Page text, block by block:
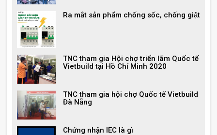
Ra mắt sản phẩm chống sốc, chống giật
TNC tham gia Hội chợ triển lãm Quốc tế
Vietbuild tại Hồ Chí Minh 2020
TNC tham gia hội chợ Quốc tế Vietbuild
Đà Nẵng
Chứng nhận IEC là gì